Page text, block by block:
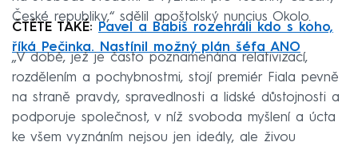
České republiky,“ sdělil apoštolský nuncius Okolo.
ČTĚTE TAKÉ:
Pavel a Babiš rozehráli kdo s koho,
říká Pečinka. Nastínil možný plán šéfa ANO
„V době, jež je často poznamenána relativizací,
rozdělením a pochybnostmi, stojí premiér Fiala pevně
na straně pravdy, spravedlnosti a lidské důstojnosti a
podporuje společnost, v níž svoboda myšlení a úcta
ke všem vyznáním nejsou jen ideály, ale živou